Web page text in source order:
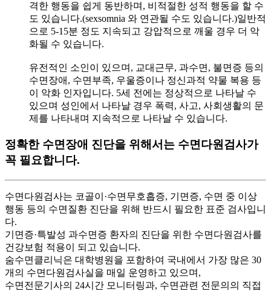
격한 행동을 쉽게 동반하며, 비적절한 성적 행동을 할 수
도 있습니다.(sexsomnia 와 연관될 수도 있습니다.)일반적
으로 5-15분 정도 지속되고 강압적으로 깨울 경우 더 악
화될 수 있습니다.
유전적인 소인이 있으며, 교대근무, 과수면, 불면증 등의
수면장애, 수면부족, 우울증이나 정신과적 약물 복용 등
이 악화 인자입니다. 5세 전에는 정상적으로 나타날 수
있으며 성인에서 나타날 경우 폭력, 사고, 사회생활의 문
제를 나타내며 지속적으로 나타날 수 있습니다.
정확한 수면장애 진단을 위해서는 수면다원검사가
꼭 필요합니다.
수면다원검사는 코골이·수면무호흡증, 기면증, 수면 중 이상
행동 등의 수면질환 진단을 위해 반드시 필요한 표준 검사입니
다.
기면증·특발성 과수면증 환자의 진단을 위한 수면다원검사를
건강보험 적용이 되고 있습니다.
숨수면클리닉은 대학병원을 포함하여 국내에서 가장 많은 30
개의 수면다원검사실을 매일 운영하고 있으며,
수면전문기사의 24시간 모니터링과, 수면관련 전문의의 직접